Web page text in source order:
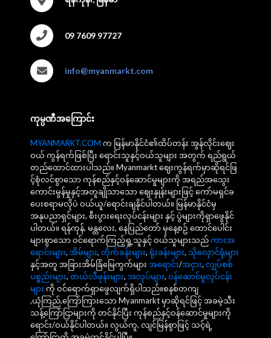
09 7609 97727
info@myanmarkt.com
ကုမ္ပဏီအကြောင်း
MYANMARKT.COM က မြန်မာနိုင်ငံ၏ထိပ်တန်း အွန်လိုင်းဈေး
ဝယ် ကွန်ရက်ဖြစ်ပြီး ရောင်းသူနှင့်ဝယ်သူများ အတွက် ရည်ရွယ်
တည်ထောင်ထားပါသည်။ Myanmarkt ဈေးကွန်ရက်မှာဆိုရင်ဖြ
င့်စုံလင်စွာသော ကုန်စည်နှင့်ဝန်ဆောင်မှုများကို အရည်အသွေး
ကောင်းမွန်မှုနှင့်အတူချိုသာသော ဈေးနှုန်းများဖြင့် ကော်မရှင်ခ
ပေးစရာမလိုပဲ ဝယ်ယူ/ရောင်းချနိုင်ပါတယ်။ မြန်မာနိုင်ငံမှ
အနုပညာရှင်များ, စီးပွားရေးလုပ်ငန်းများ နှင့် ပွဲများကိုရှာဖွေနိုင်
ပါတယ်။ ရန်ကုန်, မန္တလေး, နေပြည်တော် မှနေ့စဥ် ထောင်ပေါင်း
များစွာသော ဝင်ရောက်ကြည့်ရှု့သူနှင့် ဝယ်သူများသည်ကားအ
ရောင်းများ, အိမ်များ, တိုက်ခန်းများ, ရုံးခန်းများ, သိုလှောင်ရုံများ
နှင့်အတူ အခြားအိမ်ခြံမြေကွက်များ အရောင်း/အငှား, လျှပ်စစ်
ပစ္စည်းများ, တယ်လီဖုန်းများ, အလုပ်များ, ဝန်ဆောင်မှုလုပ်ငန်း
များ ကို ဝင်ရောက်ရှာဖွေလျက်ရှိပါသည်။စနစ်တကျ
,ယုံကြည်,ကြော်ကြားသော Myanmarkt မှာဆိုရင်ဖြင့် အခမဲ့သီး
သန့်ကြော်ငြာများကို တင်နိုင်ပြီး ကုန်စည်နှင့်ဝန်ဆောင်မှုများကို
ရောင်း/ဝယ်နိုင်ပါတယ်။ လွယ်ကူ, လျင်မြန်စွာဖြင့် သင့်ရဲ့